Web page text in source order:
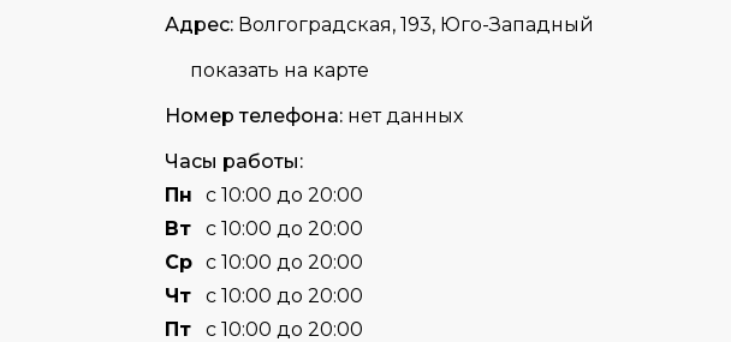
Адрес: Волгоградская, 193, Юго-Западный
показать на карте
Номер телефона: нет данных
Часы работы:
Пн
с 10:00 до 20:00
Вт
с 10:00 до 20:00
Cр с 10:00 до 20:00
Чт
с 10:00 до 20:00
Пт
с 10:00 до 20:00